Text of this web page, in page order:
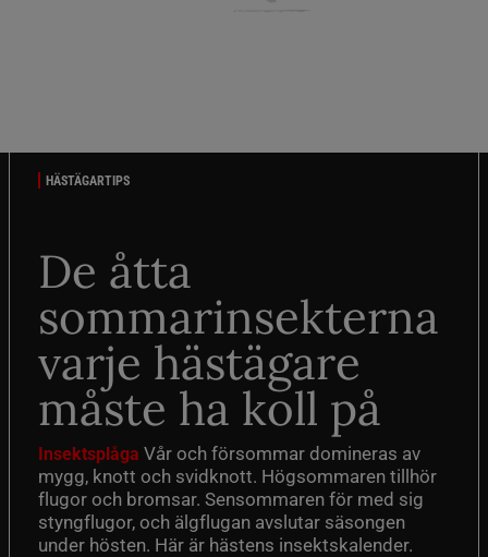
HÄSTÄGARTIPS
De åtta
sommarinsekterna
varje hästägare
måste ha koll på
Insektsplåga Vår och försommar domineras av
mygg, knott och svidknott. Högsommaren tillhör
flugor och bromsar. Sensommaren för med sig
styngflugor, och älgflugan avslutar säsongen
under hösten. Här är hästens insektskalender.